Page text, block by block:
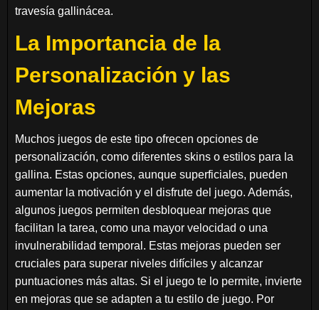
travesía gallinácea.
La Importancia de la
Personalización y las
Mejoras
Muchos juegos de este tipo ofrecen opciones de
personalización, como diferentes skins o estilos para la
gallina. Estas opciones, aunque superficiales, pueden
aumentar la motivación y el disfrute del juego. Además,
algunos juegos permiten desbloquear mejoras que
facilitan la tarea, como una mayor velocidad o una
invulnerabilidad temporal. Estas mejoras pueden ser
cruciales para superar niveles difíciles y alcanzar
puntuaciones más altas. Si el juego te lo permite, invierte
en mejoras que se adapten a tu estilo de juego. Por